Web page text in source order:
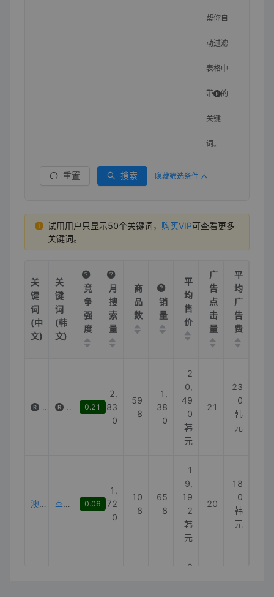
帮你自
动过滤
表格中
带 的
关键
词。
重置 搜索 隐藏筛选条件
试用用户只显示50个关键词， 购买VIP可查看更多
关键词。
关
键
词
(中
文)
关
键
词
(韩
文)
竞
争
强
度
月
搜
索
量
商
品
数
销
量
平
均
售
价
广
告
点
击
量
平
均
广
告
费
自来水面霜수도크림
0.21
2,
83
0
59
8
1,
38
0
2
0,
49
0
韩
元
21
23
0
韩
元
澳洲自来水面霜 호주수도크림 0.06
1,
72
0
10
8
65
8
1
9,
19
2
韩
元
20
18
0
韩
元
2